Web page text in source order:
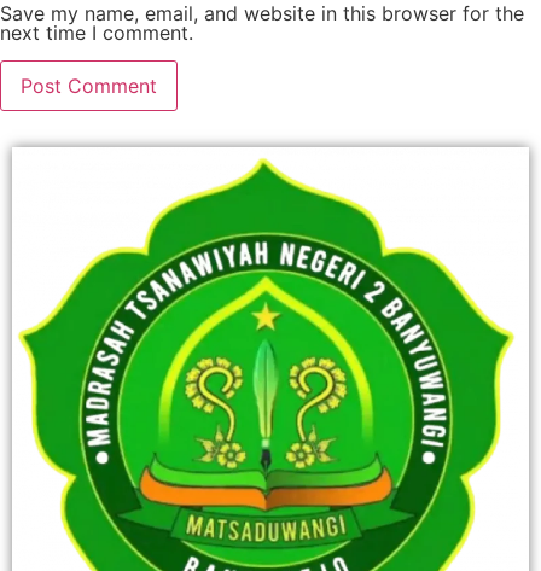
Save my name, email, and website in this browser for the
next time I comment.